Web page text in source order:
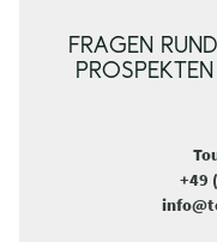
FRAGEN
+49